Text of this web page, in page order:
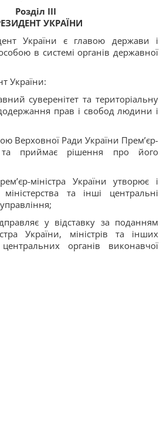
Розділ ІІІ
УКРАЇНИ
України є главою держави і
в системі органів державної
України:
суверенітет та територіальну
додержання прав і свобод людини і
Верховної Ради України Прем’єр-
та приймає рішення про його
міністра України утворює і
міністерства та інші центральні
у відставку за поданням
України, міністрів та інших
органів виконавчої